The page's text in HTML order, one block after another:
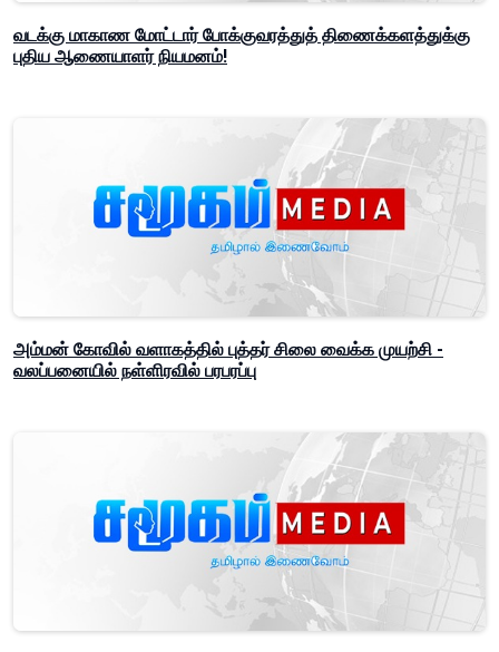
வடக்கு மாகாண மோட்டார் போக்குவரத்துத் திணைக்களத்துக்கு
புதிய ஆணையாளர் நியமனம்!
அம்மன் கோவில் வளாகத்தில் புத்தர் சிலை வைக்க முயற்சி -
வலப்பனையில் நள்ளிரவில் பரபரப்பு